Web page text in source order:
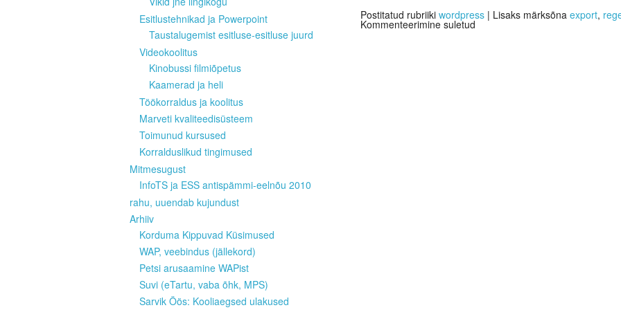
Postitatud rubriikiwordpress | Lisaks märksõnaexport,
Kommenteerimine suletud
Esitlustehnikad ja Powerpoint
Taustalugemist esitluse-esitluse juurd
Videokoolitus
Kinobussi filmiõpetus
Kaamerad ja heli
Töökorraldus ja koolitus
Marveti kvaliteedisüsteem
Toimunud kursused
Korralduslikud tingimused
Mitmesugust
InfoTS ja ESS antispämmi-eelnõu 2010
rahu, uuendab kujundust
Arhiiv
Korduma Kippuvad Küsimused
WAP, veebindus (jällekord)
Petsi arusaamine WAPist
Suvi (eTartu, vaba õhk, MPS)
Sarvik Öös: Kooliaegsed ulakused